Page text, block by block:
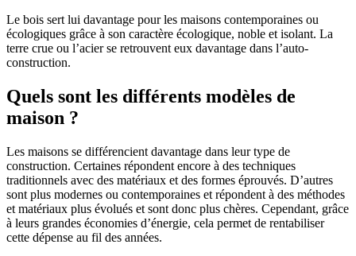
Le bois sert lui davantage pour les maisons contemporaines ou
écologiques grâce à son caractère écologique, noble et isolant. La
terre crue ou l’acier se retrouvent eux davantage dans l’auto-
construction.
Quels sont les différents modèles de
maison ?
Les maisons se différencient davantage dans leur type de
construction. Certaines répondent encore à des techniques
traditionnels avec des matériaux et des formes éprouvés. D’autres
sont plus modernes ou contemporaines et répondent à des méthodes
et matériaux plus évolués et sont donc plus chères. Cependant, grâce
à leurs grandes économies d’énergie, cela permet de rentabiliser
cette dépense au fil des années.